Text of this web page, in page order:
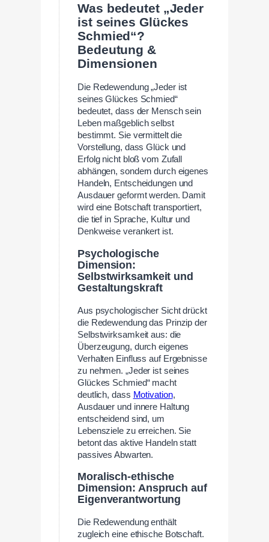
Was bedeutet „Jeder
ist seines Glückes
Schmied“?
Bedeutung &
Dimensionen
Die Redewendung „Jeder ist
seines Glückes Schmied“
bedeutet, dass der Mensch sein
Leben maßgeblich selbst
bestimmt. Sie vermittelt die
Vorstellung, dass Glück und
Erfolg nicht bloß vom Zufall
abhängen, sondern durch eigenes
Handeln, Entscheidungen und
Ausdauer geformt werden. Damit
wird eine Botschaft transportiert,
die tief in Sprache, Kultur und
Denkweise verankert ist.
Psychologische
Dimension:
Selbstwirksamkeit und
Gestaltungskraft
Aus psychologischer Sicht drückt
die Redewendung das Prinzip der
Selbstwirksamkeit aus: die
Überzeugung, durch eigenes
Verhalten Einfluss auf Ergebnisse
zu nehmen. „Jeder ist seines
Glückes Schmied“ macht
deutlich, dass Motivation,
Ausdauer und innere Haltung
entscheidend sind, um
Lebensziele zu erreichen. Sie
betont das aktive Handeln statt
passives Abwarten.
Moralisch-ethische
Dimension: Anspruch auf
Eigenverantwortung
Die Redewendung enthält
zugleich eine ethische Botschaft.